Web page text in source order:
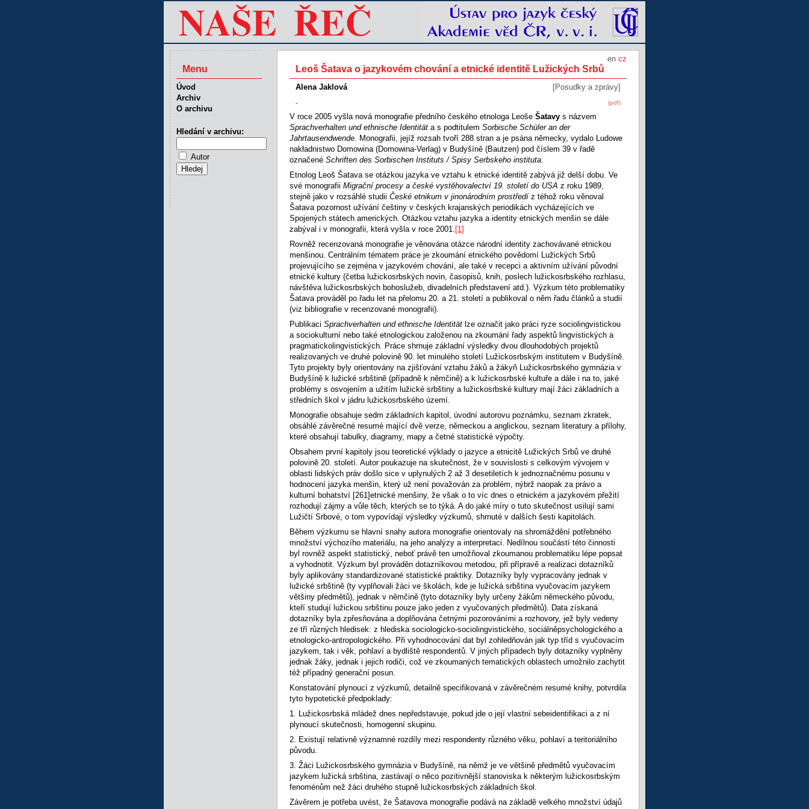
en cz
Leoš Šatava o jazykovém chování a etnické identitě Lužických Srbů
Alena Jaklová [Posudky a zprávy]
(pdf)
-
V roce 2005 vyšla nová monografie předního českého etnologa Leoše Šatavy s názvem
Sprachverhalten und ethnische Identität a s podtitulem Sorbische Schüler an der
Jahrtausendwende. Monografii, jejíž rozsah tvoří 288 stran a je psána německy, vydalo Ludowe
nakładnistwo Domowina (Domowina-Verlag) v Budyšíně (Bautzen) pod číslem 39 v řadě
označené Schriften des Sorbischen Instituts / Spisy Serbskeho instituta.
Etnolog Leoš Šatava se otázkou jazyka ve vztahu k etnické identitě zabývá již delší dobu. Ve
své monografii Migrační procesy a české vystěhovalectví 19. století do USA z roku 1989,
stejně jako v rozsáhlé studii České etnikum v jinonárodním prostředí z téhož roku věnoval
Šatava pozornost užívání češtiny v českých krajanských periodikách vycházejících ve
Spojených státech amerických. Otázkou vztahu jazyka a identity etnických menšin se dále
zabýval i v monografii, která vyšla v roce 2001. [1]
Rovněž recenzovaná monografie je věnována otázce národní identity zachovávané etnickou
menšinou. Centrálním tématem práce je zkoumání etnického povědomí Lužických Srbů
projevujícího se zejména v jazykovém chování, ale také v recepci a aktivním užívání původní
etnické kultury (četba lužickosrbských novin, časopisů, knih, poslech lužickosrbského rozhlasu,
návštěva lužickosrbských bohoslužeb, divadelních představení atd.). Výzkum této problematiky
Šatava prováděl po řadu let na přelomu 20. a 21. století a publikoval o něm řadu článků a studií
(viz bibliografie v recenzované monografii).
Publikaci Sprachverhalten und ethnische Identität lze označit jako práci ryze sociolingvistickou
a sociokulturní nebo také etnologickou založenou na zkoumání řady aspektů lingvistických a
pragmatickolingvistických. Práce shrnuje základní výsledky dvou dlouhodobých projektů
realizovaných ve druhé polovině 90. let minulého století Lužickosrbským institutem v Budyšíně.
Tyto projekty byly orientovány na zjišťování vztahu žáků a žákyň Lužickosrbského gymnázia v
Budyšíně k lužické srbštině (případně k němčině) a k lužickosrbské kultuře a dále i na to, jaké
problémy s osvojením a užitím lužické srbštiny a lužickosrbské kultury mají žáci základních a
středních škol v jádru lužickosrbského území.
Monografie obsahuje sedm základních kapitol, úvodní autorovu poznámku, seznam zkratek,
obsáhlé závěrečné resumé mající dvě verze, německou a anglickou, seznam literatury a přílohy,
které obsahují tabulky, diagramy, mapy a četné statistické výpočty.
Obsahem první kapitoly jsou teoretické výklady o jazyce a etnicitě Lužických Srbů ve druhé
polovině 20. století. Autor poukazuje na skutečnost, že v souvislosti s celkovým vývojem v
oblasti lidských práv došlo sice v uplynulých 2 až 3 desetiletích k jednoznačnému posunu v
hodnocení jazyka menšin, který už není považován za problém, nýbrž naopak za právo a
kulturní bohatství [261]etnické menšiny, že však o to víc dnes o etnickém a jazykovém přežití
rozhodují zájmy a vůle těch, kterých se to týká. A do jaké míry o tuto skutečnost usilují sami
Lužičtí Srbové, o tom vypovídají výsledky výzkumů, shrnuté v dalších šesti kapitolách.
Během výzkumu se hlavní snahy autora monografie orientovaly na shromáždění potřebného
množství výchozího materiálu, na jeho analýzy a interpretaci. Nedílnou součástí této činnosti
byl rovněž aspekt statistický, neboť právě ten umožňoval zkoumanou problematiku lépe popsat
a vyhodnotit. Výzkum byl prováděn dotazníkovou metodou, při přípravě a realizaci dotazníků
byly aplikovány standardizované statistické praktiky. Dotazníky byly vypracovány jednak v
lužické srbštině (ty vyplňovali žáci ve školách, kde je lužická srbština vyučovacím jazykem
většiny předmětů), jednak v němčině (tyto dotazníky byly určeny žákům německého původu,
kteří studují lužickou srbštinu pouze jako jeden z vyučovaných předmětů). Data získaná
dotazníky byla zpřesňována a doplňována četnými pozorováními a rozhovory, jež byly vedeny
ze tří různých hledisek: z hlediska sociologicko-sociolingvistického, sociálněpsychologického a
etnologicko-antropologického. Při vyhodnocování dat byl zohledňován jak typ tříd s vyučovacím
jazykem, tak i věk, pohlaví a bydliště respondentů. V jiných případech byly dotazníky vyplněny
jednak žáky, jednak i jejich rodiči, což ve zkoumaných tematických oblastech umožnilo zachytit
též případný generační posun.
Konstatování plynoucí z výzkumů, detailně specifikovaná v závěrečném resumé knihy, potvrdila
tyto hypotetické předpoklady:
1. Lužickosrbská mládež dnes nepředstavuje, pokud jde o její vlastní sebeidentifikaci a z ní
plynoucí skutečnosti, homogenní skupinu.
2. Existují relativně významné rozdíly mezi respondenty různého věku, pohlaví a teritoriálního
původu.
3. Žáci Lužickosrbského gymnázia v Budyšíně, na němž je ve většině předmětů vyučovacím
jazykem lužická srbština, zastávají o něco pozitivnější stanoviska k některým lužickosrbským
fenoménům než žáci druhého stupně lužickosrbských základních škol.
Závěrem je potřeba uvést, že Šatavova monografie podává na základě velkého množství údajů
Menu
Úvod
Archiv
O archivu
Hledání v archivu:
Autor